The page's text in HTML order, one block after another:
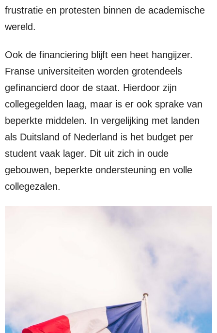
frustratie en protesten binnen de academische
wereld.
Ook de financiering blijft een heet hangijzer.
Franse universiteiten worden grotendeels
gefinancierd door de staat. Hierdoor zijn
collegegelden laag, maar is er ook sprake van
beperkte middelen. In vergelijking met landen
als Duitsland of Nederland is het budget per
student vaak lager. Dit uit zich in oude
gebouwen, beperkte ondersteuning en volle
collegezalen.